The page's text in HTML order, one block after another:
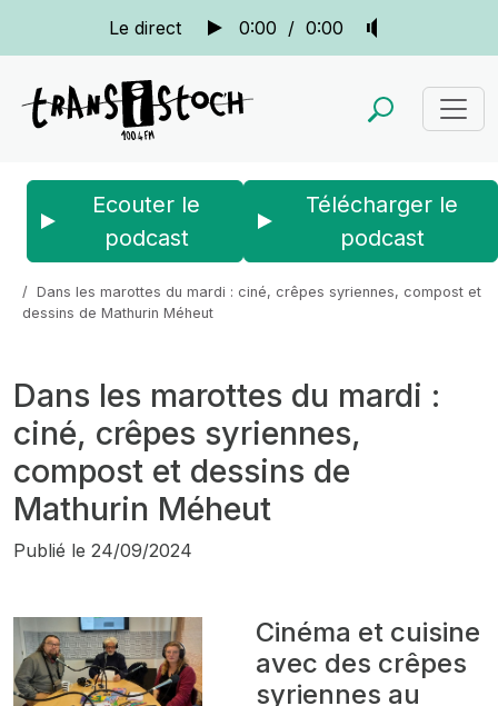
Le direct 0:00 / 0:00
Ecouter le
podcast
Télécharger le
podcast
Dans les marottes du mardi : ciné, crêpes syriennes, compost et
dessins de Mathurin Méheut
Dans les marottes du mardi :
ciné, crêpes syriennes,
compost et dessins de
Mathurin Méheut
Publié le 24/09/2024
Cinéma et cuisine
avec des crêpes
syriennes au